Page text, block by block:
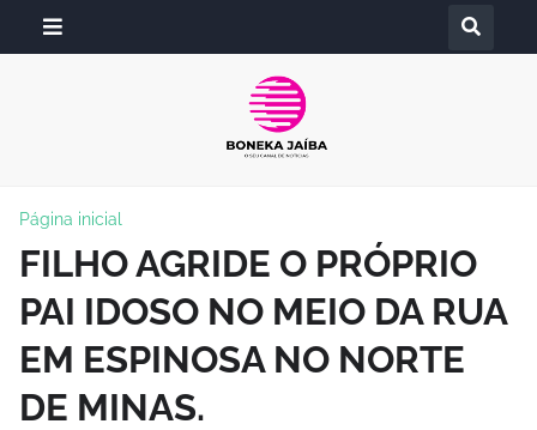
Página inicial
FILHO AGRIDE O PRÓPRIO
PAI IDOSO NO MEIO DA RUA
EM ESPINOSA NO NORTE
DE MINAS.